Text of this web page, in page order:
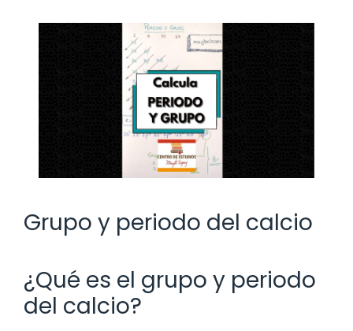
Grupo y periodo del calcio
¿Qué es el grupo y periodo
del calcio?